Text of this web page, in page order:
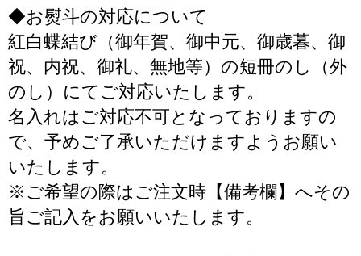
◆お熨斗の対応について
紅白蝶結び（御年賀、御中元、御歳暮、御
祝、内祝、御礼、無地等）の短冊のし（外
のし）にてご対応いたします。
名入れはご対応不可となっておりますの
で、予めご了承いただけますようお願い
いたします。
※ご希望の際はご注文時【備考欄】へその
旨ご記入をお願いいたします。